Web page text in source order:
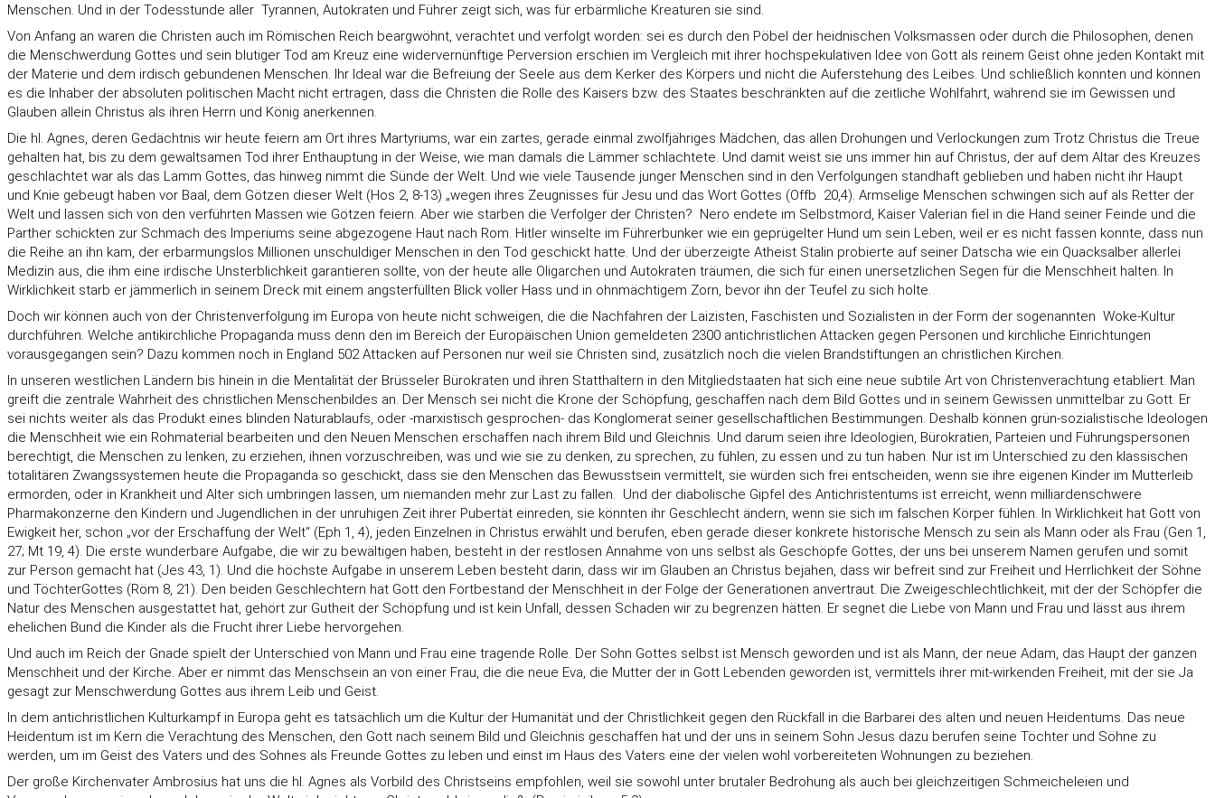
Menschen. Und in der Todesstunde aller Tyrannen, Autokraten und Führer zeigt sich, was für erbärmliche Kreaturen sie sind.
Von Anfang an waren die Christen auch im Römischen Reich beargwöhnt, verachtet und verfolgt worden: sei es durch den Pöbel der heidnischen Volksmassen oder durch die Philosophen, denen
die Menschwerdung Gottes und sein blutiger Tod am Kreuz eine widervernünftige Perversion erschien im Vergleich mit ihrer hochspekulativen Idee von Gott als reinem Geist ohne jeden Kontakt mit
der Materie und dem irdisch gebundenen Menschen. Ihr Ideal war die Befreiung der Seele aus dem Kerker des Körpers und nicht die Auferstehung des Leibes. Und schließlich konnten und können
es die Inhaber der absoluten politischen Macht nicht ertragen, dass die Christen die Rolle des Kaisers bzw. des Staates beschränkten auf die zeitliche Wohlfahrt, während sie im Gewissen und
Glauben allein Christus als ihren Herrn und König anerkennen.
Die hl. Agnes, deren Gedächtnis wir heute feiern am Ort ihres Martyriums, war ein zartes, gerade einmal zwölfjähriges Mädchen, das allen Drohungen und Verlockungen zum Trotz Christus die Treue
gehalten hat, bis zu dem gewaltsamen Tod ihrer Enthauptung in der Weise, wie man damals die Lämmer schlachtete. Und damit weist sie uns immer hin auf Christus, der auf dem Altar des Kreuzes
geschlachtet war als das Lamm Gottes, das hinweg nimmt die Sünde der Welt. Und wie viele Tausende junger Menschen sind in den Verfolgungen standhaft geblieben und haben nicht ihr Haupt
und Knie gebeugt haben vor Baal, dem Götzen dieser Welt (Hos 2, 8-13) „wegen ihres Zeugnisses für Jesu und das Wort Gottes (Offb 20,4). Armselige Menschen schwingen sich auf als Retter der
Welt und lassen sich von den verführten Massen wie Götzen feiern. Aber wie starben die Verfolger der Christen? Nero endete im Selbstmord, Kaiser Valerian fiel in die Hand seiner Feinde und die
Parther schickten zur Schmach des Imperiums seine abgezogene Haut nach Rom. Hitler winselte im Führerbunker wie ein geprügelter Hund um sein Leben, weil er es nicht fassen konnte, dass nun
die Reihe an ihn kam, der erbarmungslos Millionen unschuldiger Menschen in den Tod geschickt hatte. Und der überzeigte Atheist Stalin probierte auf seiner Datscha wie ein Quacksalber allerlei
Medizin aus, die ihm eine irdische Unsterblichkeit garantieren sollte, von der heute alle Oligarchen und Autokraten träumen, die sich für einen unersetzlichen Segen für die Menschheit halten. In
Wirklichkeit starb er jämmerlich in seinem Dreck mit einem angsterfüllten Blick voller Hass und in ohnmächtigem Zorn, bevor ihn der Teufel zu sich holte.
Doch wir können auch von der Christenverfolgung im Europa von heute nicht schweigen, die die Nachfahren der Laizisten, Faschisten und Sozialisten in der Form der sogenannten Woke-Kultur
durchführen. Welche antikirchliche Propaganda muss denn den im Bereich der Europäischen Union gemeldeten 2300 antichristlichen Attacken gegen Personen und kirchliche Einrichtungen
vorausgegangen sein? Dazu kommen noch in England 502 Attacken auf Personen nur weil sie Christen sind, zusätzlich noch die vielen Brandstiftungen an christlichen Kirchen.
In unseren westlichen Ländern bis hinein in die Mentalität der Brüsseler Bürokraten und ihren Statthaltern in den Mitgliedstaaten hat sich eine neue subtile Art von Christenverachtung etabliert. Man
greift die zentrale Wahrheit des christlichen Menschenbildes an. Der Mensch sei nicht die Krone der Schöpfung, geschaffen nach dem Bild Gottes und in seinem Gewissen unmittelbar zu Gott. Er
sei nichts weiter als das Produkt eines blinden Naturablaufs, oder -marxistisch gesprochen- das Konglomerat seiner gesellschaftlichen Bestimmungen. Deshalb können grün-sozialistische Ideologen
die Menschheit wie ein Rohmaterial bearbeiten und den Neuen Menschen erschaffen nach ihrem Bild und Gleichnis. Und darum seien ihre Ideologien, Bürokratien, Parteien und Führungspersonen
berechtigt, die Menschen zu lenken, zu erziehen, ihnen vorzuschreiben, was und wie sie zu denken, zu sprechen, zu fühlen, zu essen und zu tun haben. Nur ist im Unterschied zu den klassischen
totalitären Zwangssystemen heute die Propaganda so geschickt, dass sie den Menschen das Bewusstsein vermittelt, sie würden sich frei entscheiden, wenn sie ihre eigenen Kinder im Mutterleib
ermorden, oder in Krankheit und Alter sich umbringen lassen, um niemanden mehr zur Last zu fallen. Und der diabolische Gipfel des Antichristentums ist erreicht, wenn milliardenschwere
Pharmakonzerne den Kindern und Jugendlichen in der unruhigen Zeit ihrer Pubertät einreden, sie könnten ihr Geschlecht ändern, wenn sie sich im falschen Körper fühlen. In Wirklichkeit hat Gott von
Ewigkeit her, schon „vor der Erschaffung der Welt“ (Eph 1, 4), jeden Einzelnen in Christus erwählt und berufen, eben gerade dieser konkrete historische Mensch zu sein als Mann oder als Frau (Gen 1,
27; Mt 19, 4). Die erste wunderbare Aufgabe, die wir zu bewältigen haben, besteht in der restlosen Annahme von uns selbst als Geschöpfe Gottes, der uns bei unserem Namen gerufen und somit
zur Person gemacht hat (Jes 43, 1). Und die höchste Aufgabe in unserem Leben besteht darin, dass wir im Glauben an Christus bejahen, dass wir befreit sind zur Freiheit und Herrlichkeit der Söhne
und TöchterGottes (Röm 8, 21). Den beiden Geschlechtern hat Gott den Fortbestand der Menschheit in der Folge der Generationen anvertraut. Die Zweigeschlechtlichkeit, mit der der Schöpfer die
Natur des Menschen ausgestattet hat, gehört zur Gutheit der Schöpfung und ist kein Unfall, dessen Schaden wir zu begrenzen hätten. Er segnet die Liebe von Mann und Frau und lässt aus ihrem
ehelichen Bund die Kinder als die Frucht ihrer Liebe hervorgehen.
Und auch im Reich der Gnade spielt der Unterschied von Mann und Frau eine tragende Rolle. Der Sohn Gottes selbst ist Mensch geworden und ist als Mann, der neue Adam, das Haupt der ganzen
Menschheit und der Kirche. Aber er nimmt das Menschsein an von einer Frau, die die neue Eva, die Mutter der in Gott Lebenden geworden ist, vermittels ihrer mit-wirkenden Freiheit, mit der sie Ja
gesagt zur Menschwerdung Gottes aus ihrem Leib und Geist.
In dem antichristlichen Kulturkampf in Europa geht es tatsächlich um die Kultur der Humanität und der Christlichkeit gegen den Rückfall in die Barbarei des alten und neuen Heidentums. Das neue
Heidentum ist im Kern die Verachtung des Menschen, den Gott nach seinem Bild und Gleichnis geschaffen hat und der uns in seinem Sohn Jesus dazu berufen seine Töchter und Söhne zu
werden, um im Geist des Vaters und des Sohnes als Freunde Gottes zu leben und einst im Haus des Vaters eine der vielen wohl vorbereiteten Wohnungen zu beziehen.
Der große Kirchenvater Ambrosius hat uns die hl. Agnes als Vorbild des Christseins empfohlen, weil sie sowohl unter brutaler Bedrohung als auch bei gleichzeitigen Schmeicheleien und